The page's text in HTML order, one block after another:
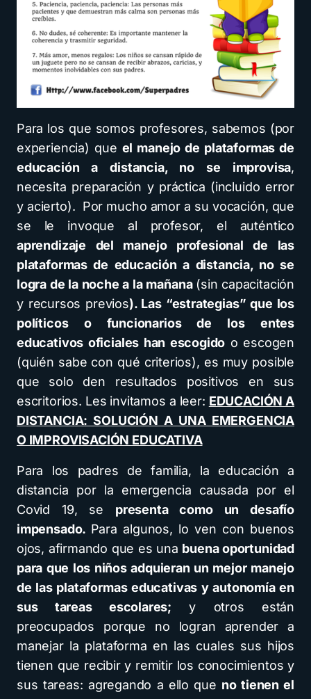
Para los que somos profesores, sabemos (por
experiencia) que el manejo de plataformas de
educación a distancia, no se improvisa,
necesita preparación y práctica (incluido error
y acierto). Por mucho amor a su vocación, que
se le invoque al profesor, el auténtico
aprendizaje del manejo profesional de las
plataformas de educación a distancia, no se
logra de la noche a la mañana (sin capacitación
y recursos previos). Las “estrategias” que los
políticos o funcionarios de los entes
educativos oficiales han escogido o escogen
(quién sabe con qué criterios), es muy posible
que solo den resultados positivos en sus
escritorios. Les invitamos a leer: EDUCACIÓN A
DISTANCIA: SOLUCIÓN A UNA EMERGENCIA
O IMPROVISACIÓN EDUCATIVA
Para los padres de familia, la educación a
distancia por la emergencia causada por el
Covid 19, se presenta como un desafío
impensado. Para algunos, lo ven con buenos
ojos, afirmando que es una buena oportunidad
para que los niños adquieran un mejor manejo
de las plataformas educativas y autonomía en
sus tareas escolares; y otros están
preocupados porque no logran aprender a
manejar la plataforma en las cuales sus hijos
tienen que recibir y remitir los conocimientos y
sus tareas: agregando a ello que no tienen el